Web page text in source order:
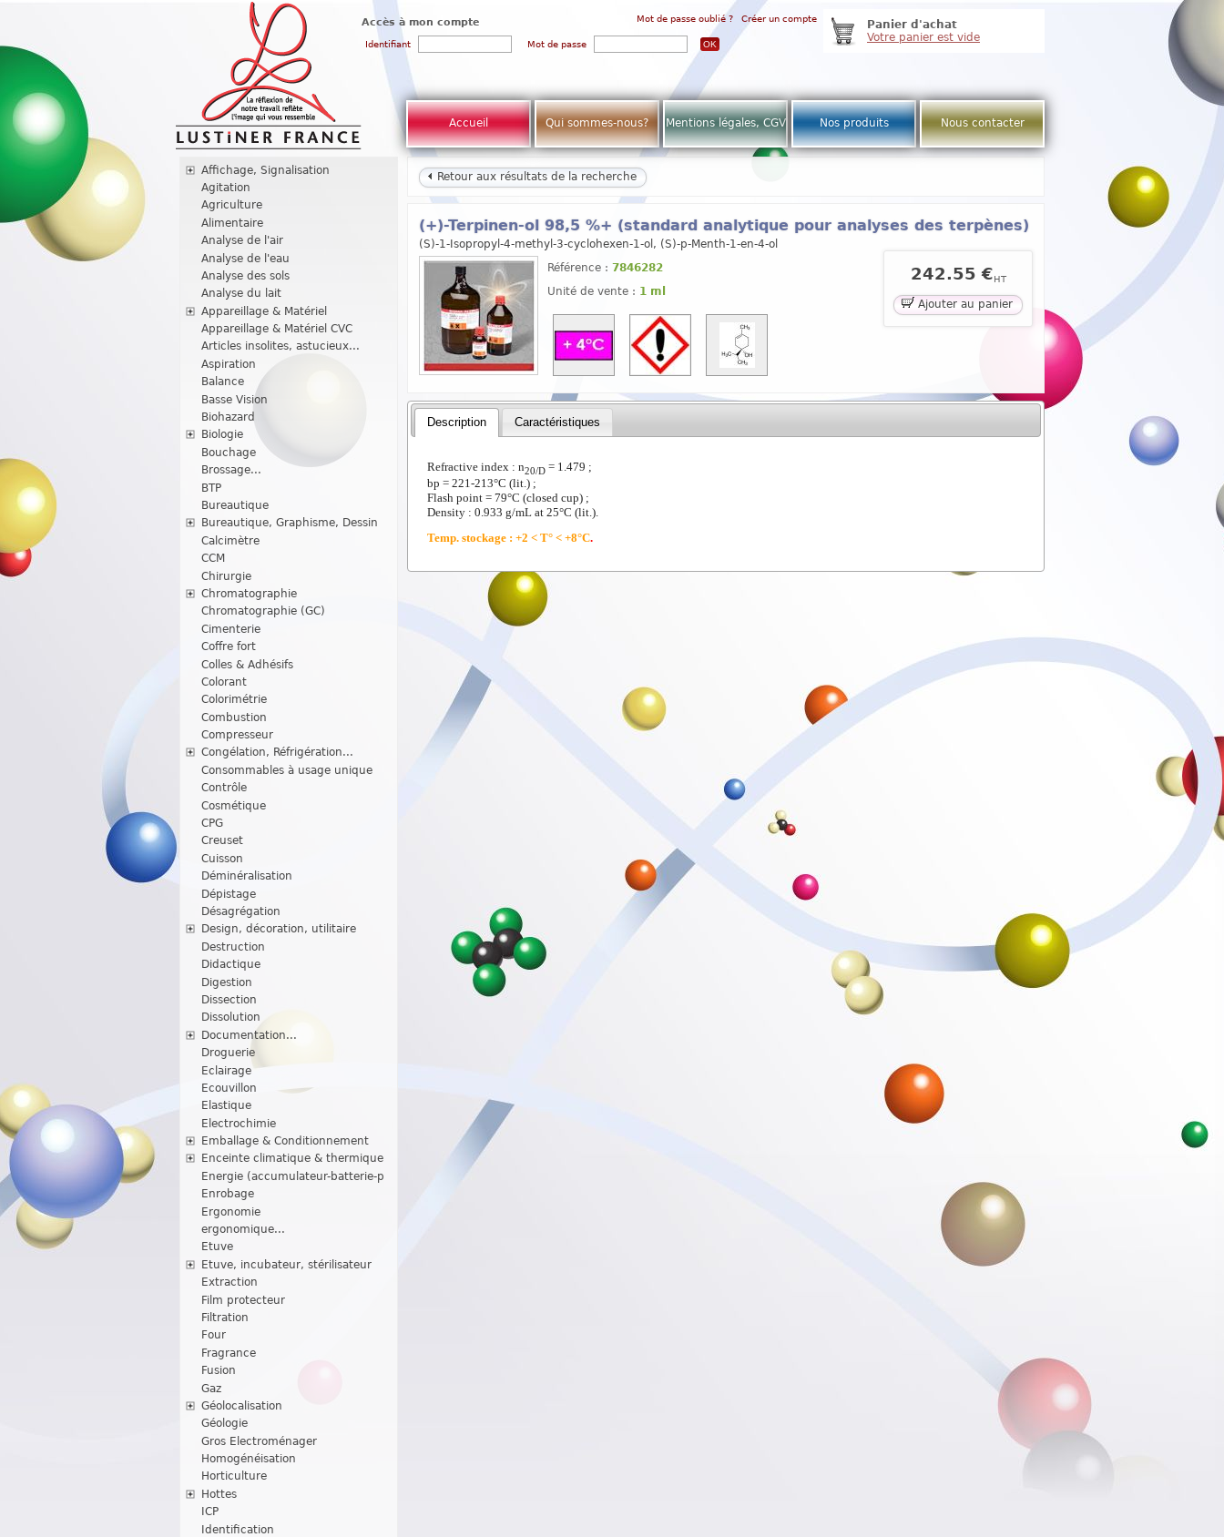
Accès à mon compte Mot de passe oublié ? Créer un compte
Identifiant Mot de passe
Panier d'achat
Votre panier est vide
Accueil Qui sommes-nous? Mentions légales, CGV Nos produits Nous contacter
Affichage, Signalisation
Agitation
Agriculture
Alimentaire
Analyse de l'air
Analyse de l'eau
Analyse des sols
Analyse du lait
Appareillage & Matériel
Appareillage & Matériel CVC
Articles insolites, astucieux...
Aspiration
Balance
Basse Vision
Biohazard
Biologie
Bouchage
Brossage...
BTP
Bureautique
Bureautique, Graphisme, Dessin
Calcimètre
CCM
Chirurgie
Chromatographie
Chromatographie (GC)
Cimenterie
Coffre fort
Colles & Adhésifs
Colorant
Colorimétrie
Combustion
Compresseur
Congélation, Réfrigération...
Consommables à usage unique
Contrôle
Cosmétique
CPG
Creuset
Cuisson
Déminéralisation
Dépistage
Désagrégation
Design, décoration, utilitaire
Destruction
Didactique
Digestion
Dissection
Dissolution
Documentation...
Droguerie
Eclairage
Ecouvillon
Elastique
Electrochimie
Emballage & Conditionnement
Enceinte climatique & thermique
Energie (accumulateur-batterie-p
Enrobage
Ergonomie
ergonomique...
Etuve
Etuve, incubateur, stérilisateur
Extraction
Film protecteur
Filtration
Four
Fragrance
Fusion
Gaz
Géolocalisation
Géologie
Gros Electroménager
Homogénéisation
Horticulture
Hottes
ICP
Identification
Retour aux résultats de la recherche
(+)-Terpinen-ol 98,5 %+ (standard analytique pour analyses des terpènes)
(S)-1-Isopropyl-4-methyl-3-cyclohexen-1-ol, (S)-p-Menth-1-en-4-ol
Référence : 7846282
Unité de vente : 1 ml
242.55 € HT
Ajouter au panier
Description Caractéristiques
Refractive index : n20/D = 1.479 ;
bp = 221-213°C (lit.) ;
Flash point = 79°C (closed cup) ;
Density : 0.933 g/mL at 25°C (lit.).
Temp. stockage : +2 < T° < +8°C.